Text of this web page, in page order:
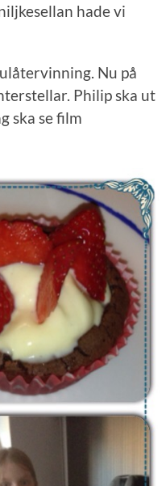
hade vi
Nu på
Philip ska ut
ska se film